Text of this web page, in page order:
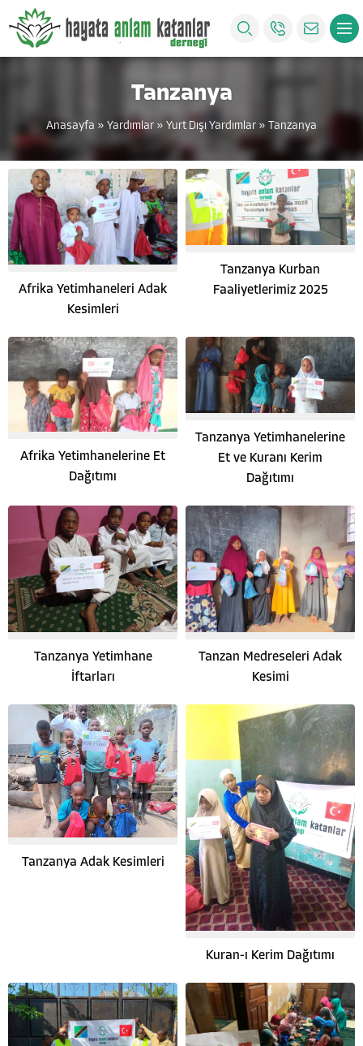
Tanzanya
Anasayfa » Yardımlar » Yurt Dışı Yardımlar » Tanzanya
Afrika Yetimhaneleri Adak
Kesimleri
Tanzanya Kurban
Faaliyetlerimiz 2025
Afrika Yetimhanelerine Et
Dağıtımı
Tanzanya Yetimhanelerine
Et ve Kuranı Kerim
Dağıtımı
Tanzanya Yetimhane
İftarları
Tanzan Medreseleri Adak
Kesimi
Tanzanya Adak Kesimleri
Kuran-ı Kerim Dağıtımı